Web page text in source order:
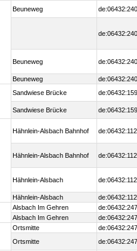
Beuneweg
Beuneweg
Beuneweg
Sandwiese Brücke
Sandwiese Brücke
Hähnlein-Alsbach Bahnhof
Hähnlein-Alsbach Bahnhof
Hähnlein-Alsbach
Hähnlein-Alsbach
Alsbach Im Gehren
Alsbach Im Gehren
Ortsmitte
Ortsmitte